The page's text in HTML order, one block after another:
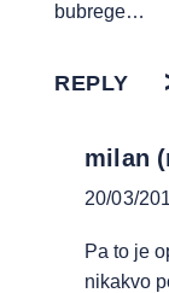
bubrege…
REPLY
milan
20/03/
Pa to je
nikakvo